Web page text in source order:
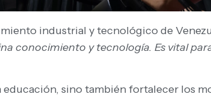
industrial y tecnológico de
conocimiento y tecnología. Es vital
educación, sino también fortalecer los